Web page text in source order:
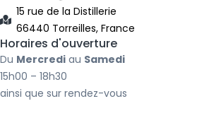
o
o
k
-
f
g
r
a
m
d
i
n
-
i
n
15 rue de la Distillerie
66440 Torreilles, France
Horaires d'ouverture
Du Mercredi au Samedi
15h00 – 18h30
ainsi que sur rendez-vous